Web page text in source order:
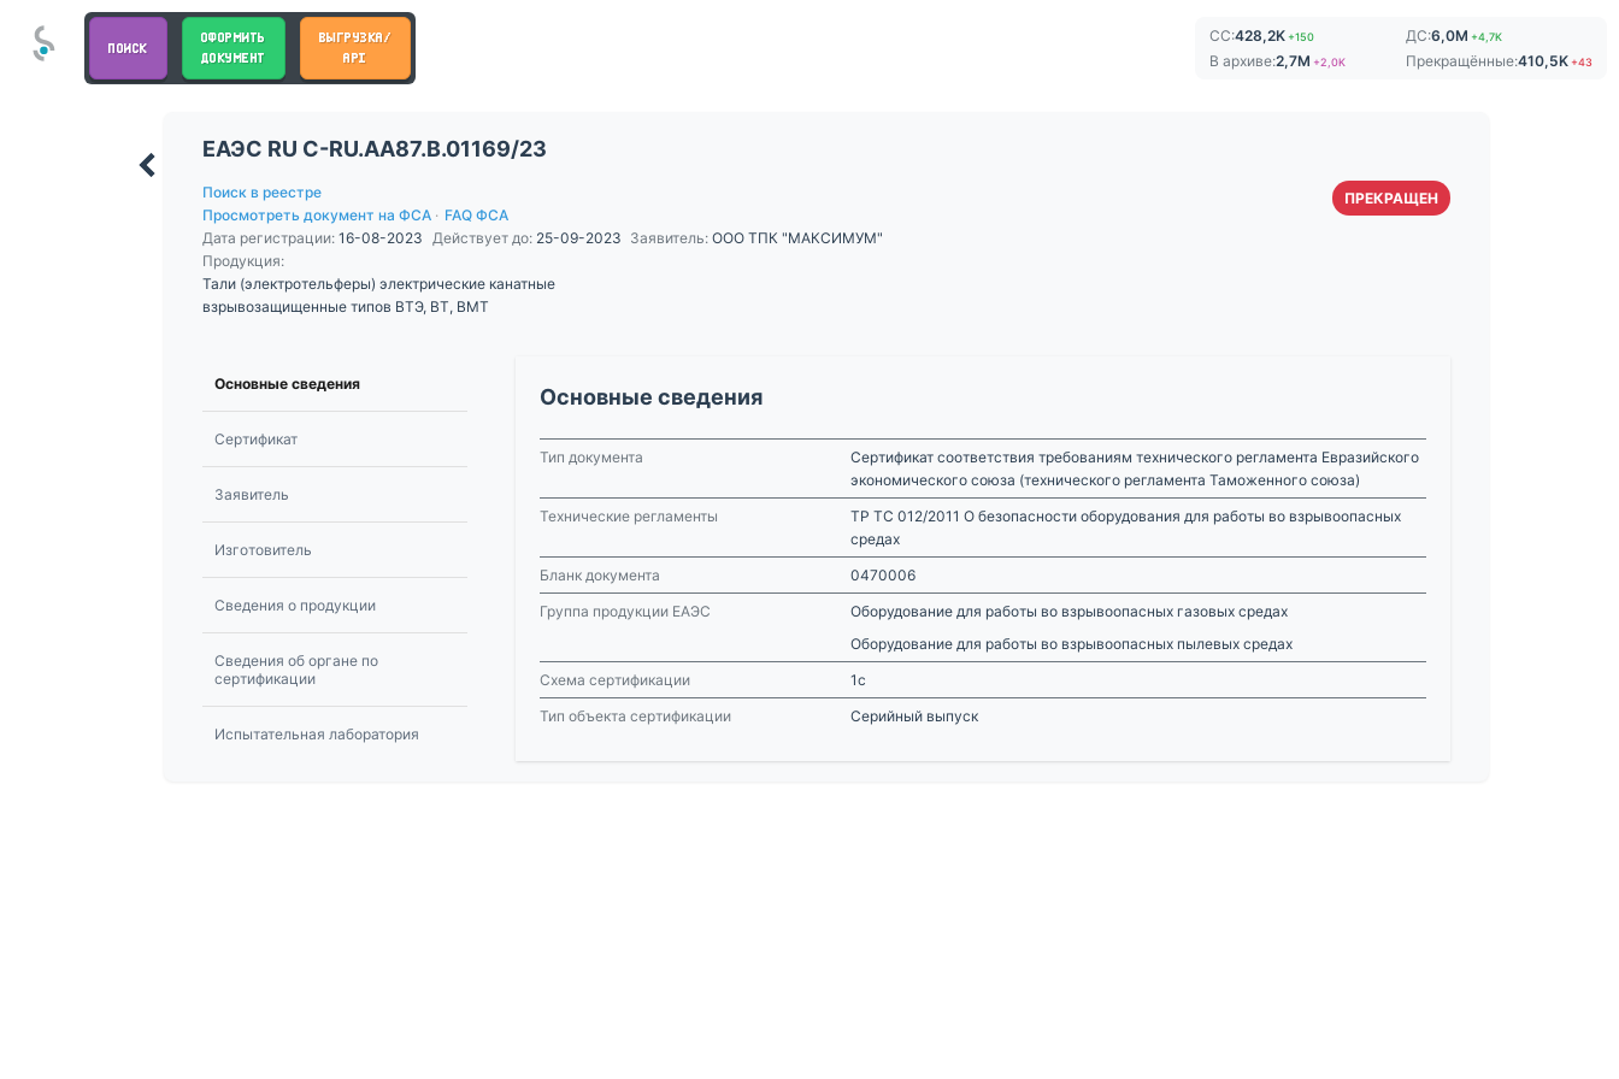
ПОИСК
ОФОРМИТЬ
ДОКУМЕНТ
ВЫГРУЗКА/
API
СС:428,2K+150 ДС:6,0M +4,7K
В архиве:2,7M +2,0K Прекращённые:410,5K +43
ЕАЭС RU С-RU.АА87.В.01169/23
Поиск в реестре
Просмотреть документ на ФСА · FAQ ФСА
Дата регистрации: 16-08-2023 Действует до: 25-09-2023 Заявитель: ООО ТПК "МАКСИМУМ"
Продукция:
Тали (электротельферы) электрические канатные
взрывозащищенные типов ВТЭ, ВТ, ВМТ
ПРЕКРАЩЕН
Основные сведения
Сертификат
Заявитель
Изготовитель
Сведения о продукции
Сведения об органе по
сертификации
Испытательная лаборатория
Основные сведения
Тип документа
Сертификат соответствия требованиям технического регламента Евразийского
экономического союза (технического регламента Таможенного союза)
Технические регламенты
ТР ТС 012/2011 О безопасности оборудования для работы во взрывоопасных
средах
Бланк документа
0470006
Группа продукции ЕАЭС
Оборудование для работы во взрывоопасных газовых средах
Оборудование для работы во взрывоопасных пылевых средах
Схема сертификации
1с
Тип объекта сертификации
Серийный выпуск